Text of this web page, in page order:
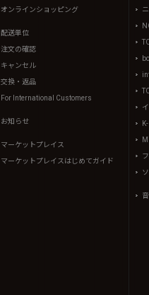
オンラインショッピング
配送単位
注文の確認
キャンセル
交換・返品
For International Customers
お知らせ
マーケットプレイス
マーケットプレイスはじめてガイド